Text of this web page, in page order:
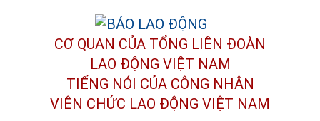
CƠ QUAN CỦA TỔNG LIÊN ĐOÀN
LAO ĐỘNG VIỆT NAM
TIẾNG NÓI CỦA CÔNG NHÂN
VIÊN CHỨC LAO ĐỘNG VIỆT NAM